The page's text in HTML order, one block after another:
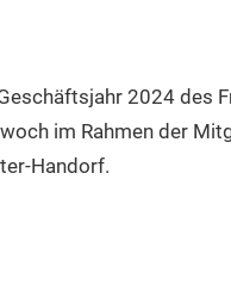
2024 des
im Rahmen der
Handorf.